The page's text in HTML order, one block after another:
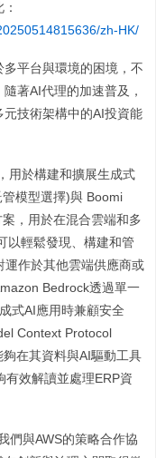
zh-HK/
平台與環境的困境，不
著AI代理的加速普及，
技術架構中的AI投資能
用於構建和擴展生成式
模型選擇)與 ​​Boomi
，用於在混合雲端和多
以輕鬆發現、構建和管
運作於其他雲端供應商或
Bedrock​透過單一
式AI應用時兼顧安全
Context Protocol
在其資料與AI驅動工具
有效解讀並處理ERP資
們與AWS的策略合作協